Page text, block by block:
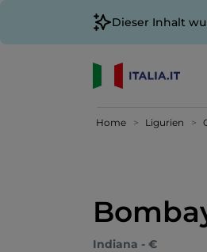
Dieser Inhalt
Home Ligurien
Indiana - €